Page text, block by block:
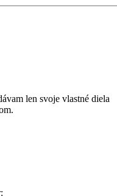
len svoje vlastné diela